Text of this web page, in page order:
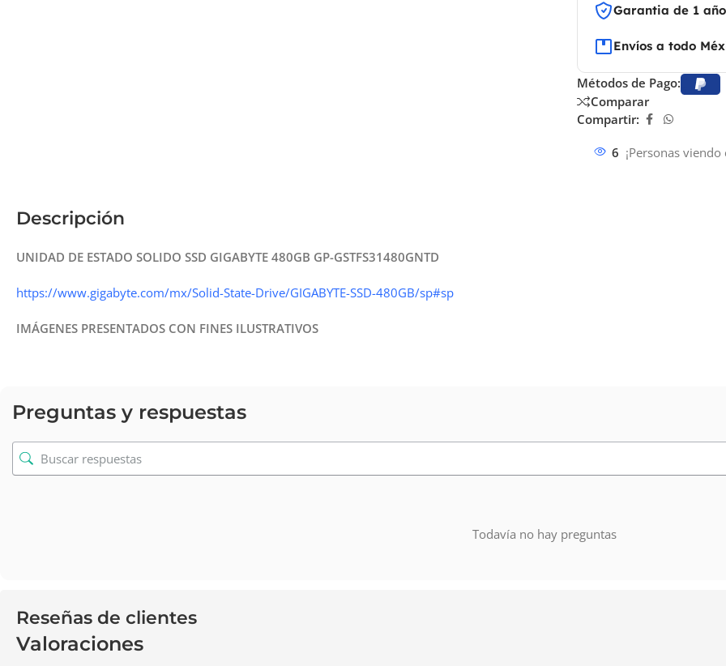
Garantia de 1 año
Envíos a todo
Métodos de Pago:
Comparar
Compartir:
6 ¡Personas
Descripción
UNIDAD DE ESTADO SOLIDO SSD GIGABYTE 480GB GP-GSTFS31480GNTD
https://www.gigabyte.com/mx/Solid-State-Drive/GIGABYTE-SSD-480GB/sp#sp
IMÁGENES PRESENTADOS CON FINES ILUSTRATIVOS
Preguntas y respuestas
Todavía no hay preguntas
Reseñas de clientes
Valoraciones